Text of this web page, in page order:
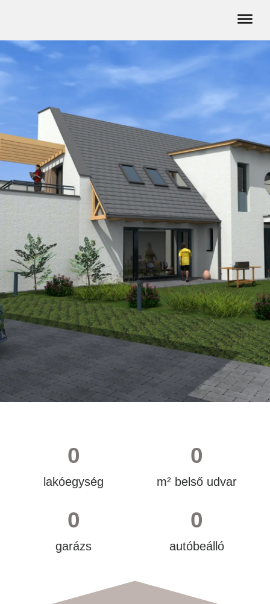
lakóegység
0
m² belső udvar
0
garázs
0
autóbeálló
0